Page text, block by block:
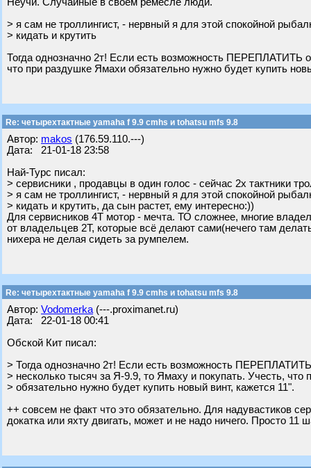
> я сам не троллингист, - нервный я для этой спокойной
> кидать и крутить
Тогда однозначно 2т! Если есть возможность ПЕРЕПЛАТИТЬ
что при раздушке Ямахи обязательно нужно будет купить
Re: четырехтактные yamaha f 9.9 cmhs и tohatsu mfs 9.8
Автор: makos (176.59.110.---)
Дата: 21-01-18 23:58
Най-Турс писал:
> сервисники , продавцы в один голос - сейчас 2х тактники
> я сам не троллингист, - нервный я для этой спокойной
> кидать и крутить, да сын растет, ему интересно:))
Для сервисников 4Т мотор - мечта. ТО сложнее, многие
от владельцев 2Т, которые всё делают сами(нечего там
нихера не делая сидеть за румпелем.
Re: четырехтактные yamaha f 9.9 cmhs и tohatsu mfs 9.8
Автор: Vodomerka (---.proximanet.ru)
Дата: 22-01-18 00:41
Обской Кит писал:
> Тогда однозначно 2т! Если есть возможность
> несколько тысяч за Я-9.9, то Ямаху и покупать. Учесть, что
> обязательно нужно будет купить новый винт, кажется 11".
++ совсем не факт что это обязательно. Для надувастиков
докатка или яхту двигать, может и не надо ничего. Просто